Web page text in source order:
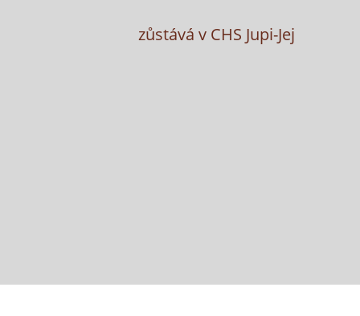
zůstává v CHS Jupi-Jej